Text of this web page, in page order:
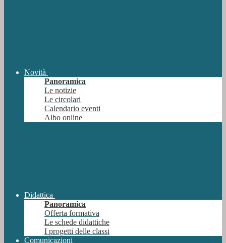
Novità
Panoramica
Le notizie
Le circolari
Calendario eventi
Albo online
Didattica
Panoramica
Offerta formativa
Le schede didattiche
I progetti delle classi
Comunicazioni